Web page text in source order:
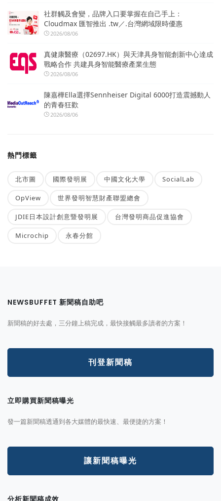
社群觸及會變，品牌入口要掌握在自己手上：
Cloudmax 匯智推出 .tw／.台灣網域限時優惠
2026/08/06
真健康醫療（02697.HK）與天津具身智能創新中心達成
戰略合作 共建具身智能醫療產業生態
2026/08/06
陳嘉樺Ella選擇Sennheiser Digital 6000打造震撼動人
的青春狂歡
2026/08/06
熱門標籤
北市圖 國際發明展 中國文化大學 SocialLab
OpView 世界發明智慧財產聯盟總會
JDIE日本設計創意暨發明展 台灣發明商品促進協會
Microchip 永春分館
NEWSBUFFET 新聞稿自助吧
新聞稿的好去處，三分鐘上稿完成，最快接觸最多讀者的方案！
刊登新聞稿
立即購買新聞稿曝光
發一篇新聞稿透通到各大媒體的最快速、最便捷的方案！
讓新聞稿曝光
分析新聞稿成效